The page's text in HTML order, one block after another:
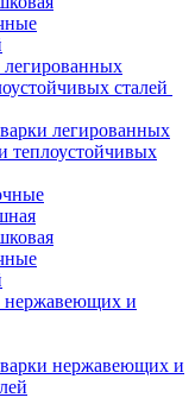
сталей
легированных
теплоустойчивых
нержавеющих и
нержавеющих и